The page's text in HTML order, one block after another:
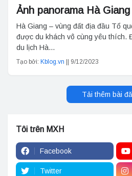
Ảnh panorama Hà
Hà Giang – vùng đất địa đầu Tổ
được du khách vô cùng yêu thích.
du lịch Hà…
Tạo bởi: Kblog.vn 9/12/2023
Tải thêm bài
Tôi trên MXH
Facebook
Twitter